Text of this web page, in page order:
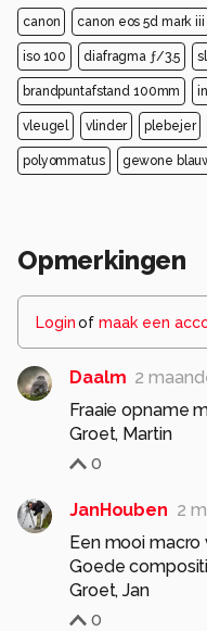
canon canon eos 5d mark iii
iso 100 diafragma ƒ/3.5
brandpuntafstand 100mm
vleugel vlinder plebejer
polyommatus gewone
Opmerkingen
Loginof maak een
Daalm 2
Fraaie opname
Groet, Martin
0
JanHouben 2
Een mooi macro
Goede
Groet, Jan
0